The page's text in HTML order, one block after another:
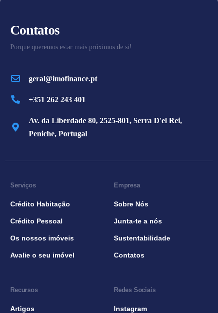
Contatos
Porque queremos estar mais próximos de si!
geral@imofinance.pt
+351 262 243 401
Av. da Liberdade 80, 2525-801, Serra D'el Rei,
Peniche, Portugal
Serviços
Crédito Habitação
Crédito Pessoal
Os nossos imóveis
Avalie o seu imóvel
Empresa
Sobre Nós
Junta-te a nós
Sustentabilidade
Contatos
Recursos
Artigos
Redes Sociais
Instagram